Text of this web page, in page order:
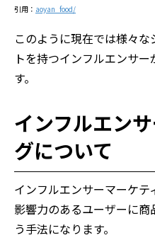
引用： aoyan_food/
このように現在では様々
トを持つインフルエンサ
す。
インフルエン
グについて
インフルエンサーマーケ
影響力のあるユーザーに
う手法になります。